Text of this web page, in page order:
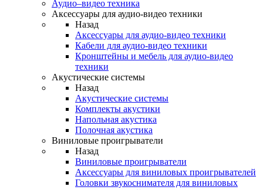
Аудио–видео техника
Аксессуары для аудио-видео техники
Назад
Аксессуары для аудио-видео техники
Кабели для аудио-видео техники
Кронштейны и мебель для аудио-видео
техники
Акустические системы
Назад
Акустические системы
Комплекты акустики
Напольная акустика
Полочная акустика
Виниловые проигрыватели
Назад
Виниловые проигрыватели
Аксессуары для виниловых проигрывателей
Головки звукоснимателя для виниловых